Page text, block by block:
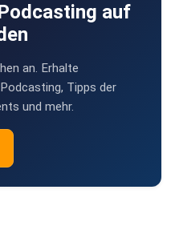
auf
an. Erhalte
Tipps der
und mehr.